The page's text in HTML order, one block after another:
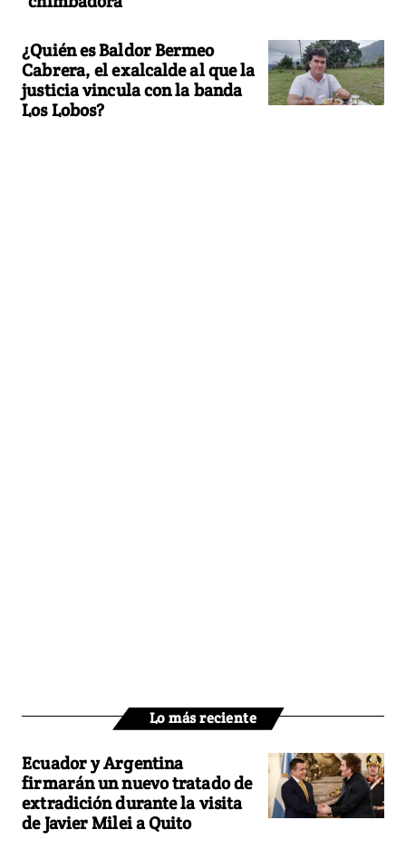
¿Quién es Baldor Bermeo
Cabrera, el exalcalde al que la
justicia vincula con la banda
Los Lobos?
Lo más reciente
Ecuador y Argentina
firmarán un nuevo tratado de
extradición durante la visita
de Javier Milei a Quito